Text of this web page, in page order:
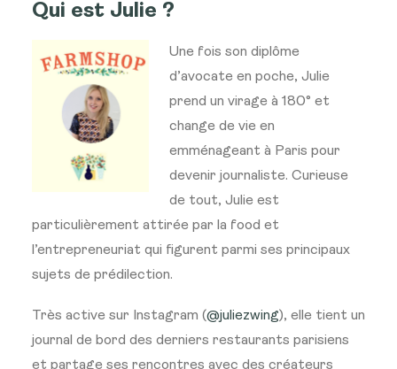
Qui est Julie ?
Une fois son diplôme
d’avocate en poche, Julie
prend un virage à 180° et
change de vie en
emménageant à Paris pour
devenir journaliste. Curieuse
de tout, Julie est
particulièrement attirée par la food et
l’entrepreneuriat qui figurent parmi ses principaux
sujets de prédilection.
Très active sur Instagram (@juliezwing), elle tient un
journal de bord des derniers restaurants parisiens
et partage ses rencontres avec des créateurs